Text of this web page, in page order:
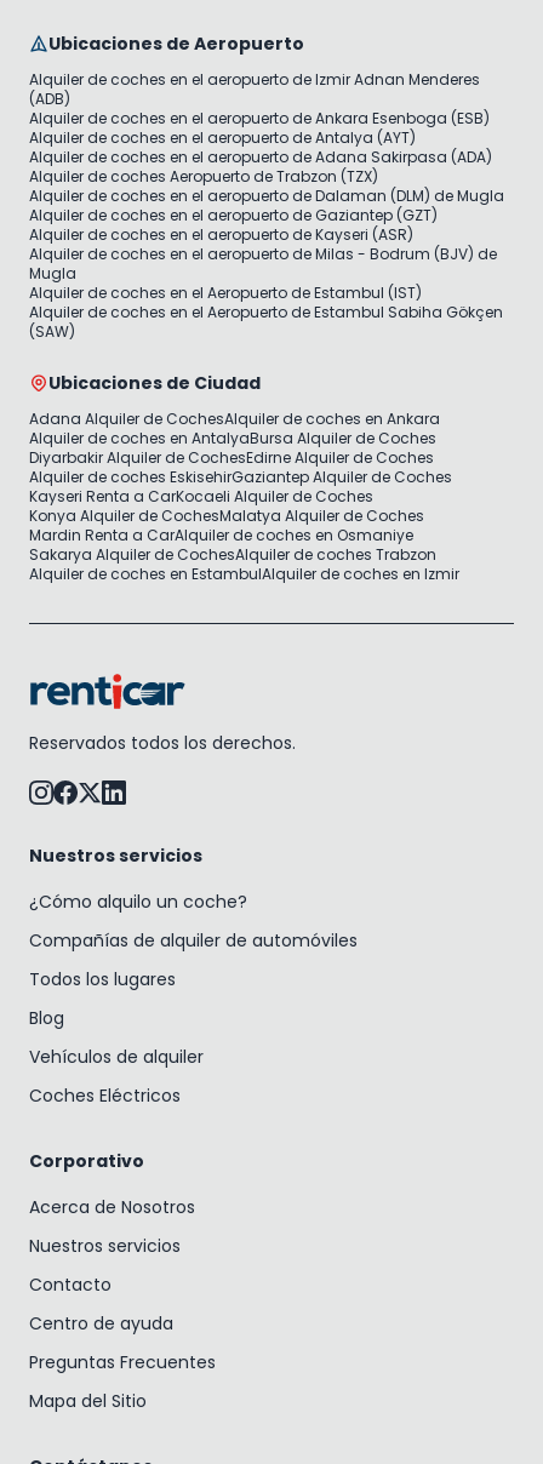
Ubicaciones de Aeropuerto
Alquiler de coches en el aeropuerto de Izmir Adnan Menderes
(ADB)
Alquiler de coches en el aeropuerto de Ankara Esenboga (ESB)
Alquiler de coches en el aeropuerto de Antalya (AYT)
Alquiler de coches en el aeropuerto de Adana Sakirpasa (ADA)
Alquiler de coches Aeropuerto de Trabzon (TZX)
Alquiler de coches en el aeropuerto de Dalaman (DLM) de Mugla
Alquiler de coches en el aeropuerto de Gaziantep (GZT)
Alquiler de coches en el aeropuerto de Kayseri (ASR)
Alquiler de coches en el aeropuerto de Milas - Bodrum (BJV) de
Mugla
Alquiler de coches en el Aeropuerto de Estambul (IST)
Alquiler de coches en el Aeropuerto de Estambul Sabiha Gökçen
(SAW)
Ubicaciones de Ciudad
Adana Alquiler de CochesAlquiler de coches en Ankara
Alquiler de coches en AntalyaBursa Alquiler de Coches
Diyarbakir Alquiler de CochesEdirne Alquiler de Coches
Alquiler de coches EskisehirGaziantep Alquiler de Coches
Kayseri Renta a CarKocaeli Alquiler de Coches
Konya Alquiler de CochesMalatya Alquiler de Coches
Mardin Renta a CarAlquiler de coches en Osmaniye
Sakarya Alquiler de CochesAlquiler de coches Trabzon
Alquiler de coches en EstambulAlquiler de coches en Izmir
Reservados todos los derechos.
Nuestros servicios
¿Cómo alquilo un coche?
Compañías de alquiler de automóviles
Todos los lugares
Blog
Vehículos de alquiler
Coches Eléctricos
Corporativo
Acerca de Nosotros
Nuestros servicios
Contacto
Centro de ayuda
Preguntas Frecuentes
Mapa del Sitio